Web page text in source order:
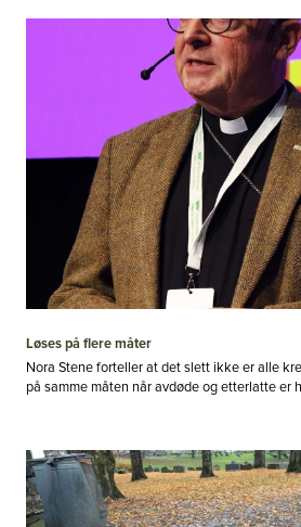
Løses på flere måter
Nora Stene forteller at det slett ikke er alle
på samme måten når avdøde og etterlatte er